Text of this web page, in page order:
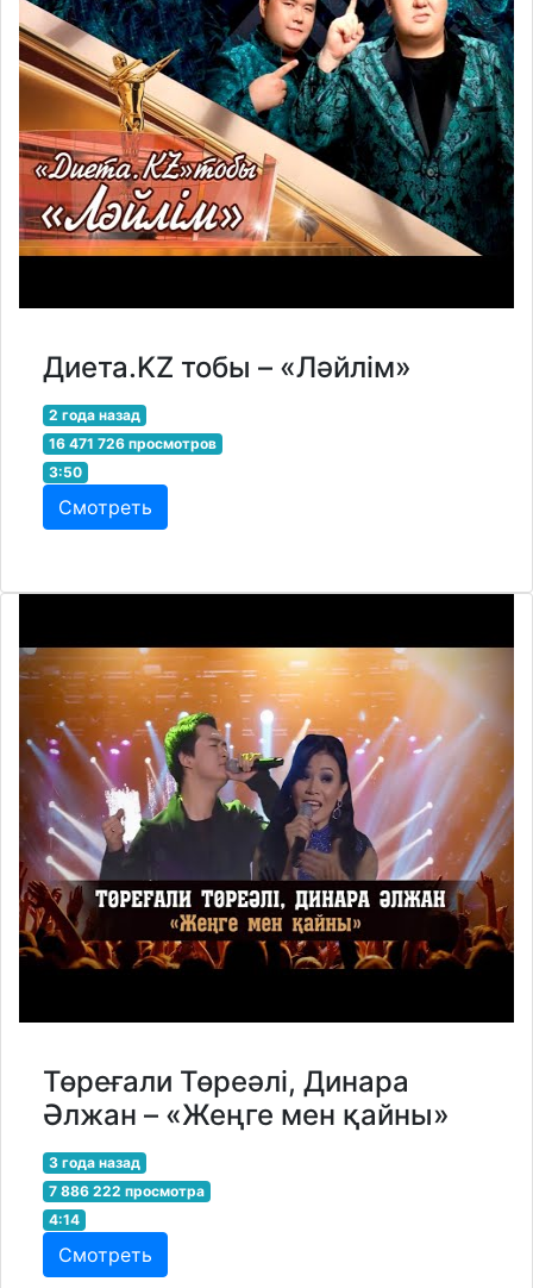
Диета.KZ тобы – «Ләйлім»
2 года назад
16 471 726 просмотров
3:50
Смотреть
Төреғали Төреәлі, Динара
Әлжан – «Жеңге мен қайны»
3 года назад
7 886 222 просмотра
4:14
Смотреть